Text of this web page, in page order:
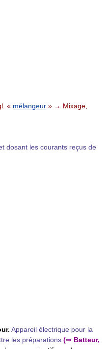
« mélangeur » → Mixage,
dosant les courants reçus de
Appareil électrique pour la
les préparations (⇒ Batteur,